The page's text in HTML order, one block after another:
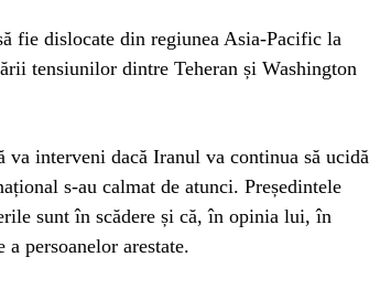
fie dislocate din regiunea Asia-Pacific la
tensiunilor dintre Teheran și Washington
va interveni dacă Iranul va continua să ucidă
s-au calmat de atunci. Președintele
sunt în scădere și că, în opinia lui, în
persoanelor arestate.